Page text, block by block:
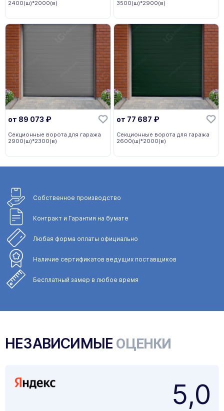
2400(ш)*2000(в)
3500(ш)*2900(в)
от 89 073 ₽
Секционные ворота для гаража
2900(ш)*2300(в)
от 77 687 ₽
Секционные ворота для гаража
2600(ш)*2000(в)
Собственное производство
Контракт и Гарантия на бумаге
Любая форма оплаты официально
Наличие сертификатов ведущих поставщиков
Бесплатный замер в любое время
НЕЗАВИСИМЫЕ ОЦЕНКИ
5,0